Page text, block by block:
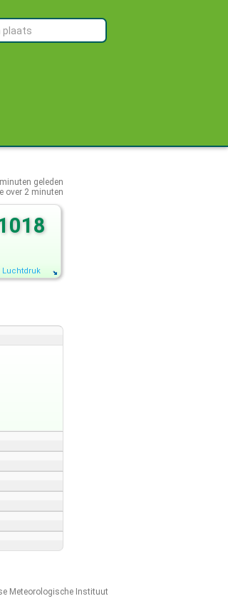
minuten geleden
over 2 minuten
Luchtdruk
Meteorologische Instituut